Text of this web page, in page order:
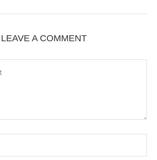
LEAVE A COMMENT